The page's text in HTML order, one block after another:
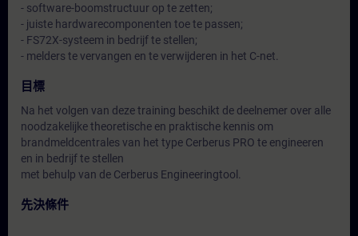
- software-boomstructuur op te zetten;
- juiste hardwarecomponenten toe te passen;
- FS72X-systeem in bedrijf te stellen;
- melders te vervangen en te verwijderen in het C-net.
目標
Na het volgen van deze training beschikt de deelnemer over alle
noodzakelijke theoretische en praktische kennis om
brandmeldcentrales van het type Cerberus PRO te engineeren
en in bedrijf te stellen
met behulp van de Cerberus Engineeringtool.
先決條件